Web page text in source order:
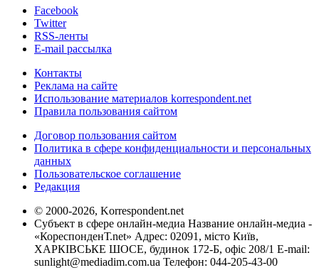
Facebook
Twitter
RSS-ленты
E-mail рассылка
Контакты
Реклама на сайте
Использование материалов korrespondent.net
Правила пользования сайтом
Договор пользования сайтом
Политика в сфере конфиденциальности и персональных
данных
Пользовательское соглашение
Редакция
© 2000-2026, Korrespondent.net
Субъект в сфере онлайн-медиа Название онлайн-медиа -
«КореспонденТ.net» Адрес: 02091, місто Київ,
ХАРКІВСЬКЕ ШОСЕ, будинок 172-Б, офіс 208/1 E-mail:
sunlight@mediadim.com.ua Телефон: 044-205-43-00